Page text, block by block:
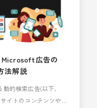
Microsoft広告の
法解説
的検索広告(以下、
イトのコンテンツや内